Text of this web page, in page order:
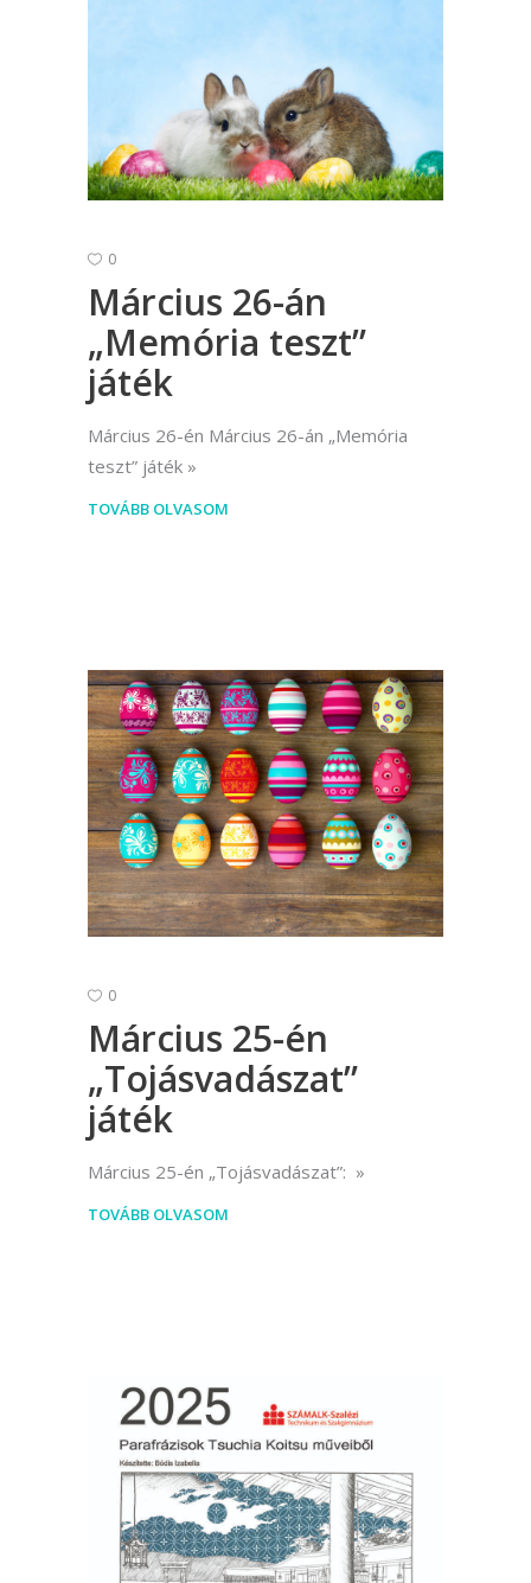
0
Március 26-án
„Memória teszt”
játék
Március 26-én Március 26-án „Memória
teszt” játék
TOVÁBB OLVASOM
0
Március 25-én
„Tojásvadászat”
játék
Március 25-én „Tojásvadászat”:
TOVÁBB OLVASOM